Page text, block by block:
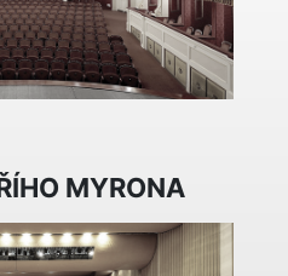
MYRONA